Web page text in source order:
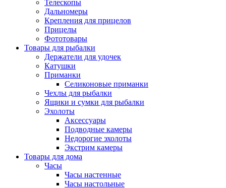
Телескопы
Дальномеры
Крепления для прицелов
Прицелы
Фототовары
Товары для рыбалки
Держатели для удочек
Катушки
Приманки
Селиконовые приманки
Чехлы для рыбалки
Ящики и сумки для рыбалки
Эхолоты
Аксессуары
Подводные камеры
Недорогие эхолоты
Экстрим камеры
Товары для дома
Часы
Часы настенные
Часы настольные